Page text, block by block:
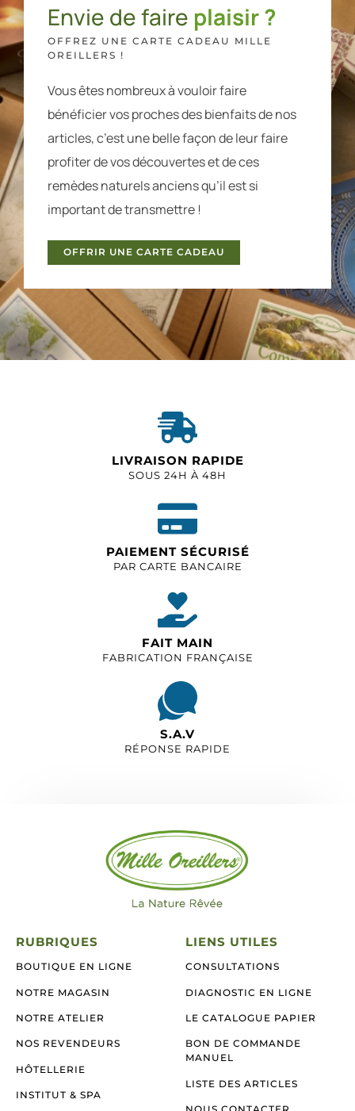
Envie de faire plaisir ?
OFFREZ UNE CARTE CADEAU MILLE
OREILLERS !
Vous êtes nombreux à vouloir faire
bénéficier vos proches des bienfaits de nos
articles, c’est une belle façon de leur faire
profiter de vos découvertes et de ces
remèdes naturels anciens qu’il est si
important de transmettre !
OFFRIR UNE CARTE CADEAU
LIVRAISON RAPIDE
SOUS 24H À 48H
PAIEMENT SÉCURISÉ
PAR CARTE BANCAIRE
FAIT MAIN
FABRICATION FRANÇAISE
S.A.V
RÉPONSE RAPIDE
RUBRIQUES
BOUTIQUE EN LIGNE
NOTRE MAGASIN
NOTRE ATELIER
NOS REVENDEURS
HÔTELLERIE
INSTITUT & SPA
LIENS UTILES
CONSULTATIONS
DIAGNOSTIC EN LIGNE
LE CATALOGUE PAPIER
BON DE COMMANDE
MANUEL
LISTE DES ARTICLES